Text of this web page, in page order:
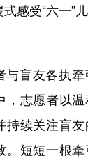
感受“六一”
与盲友各执
，志愿者以
持续关注盲友
。短短一根